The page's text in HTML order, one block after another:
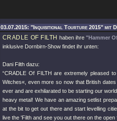
03.07.2015: "Inquisitional Tourture 2015" mit
CRADLE OF FILTH haben ihre "Hammer
inklusive Dornbirn-Show findet ihr unten:
Dani Filth dazu:
“CRADLE Of FILTH are extremely pleased
Witches«, even more so now that British
ever and are exhilarated to be starting our
heavy metal! We have an amazing setlist
at the bit to get out there and start levelling
live the 'Filth and see you out there on the open